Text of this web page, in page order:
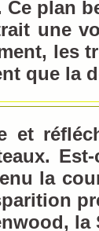
Ce plan
une
les
que la
et
la